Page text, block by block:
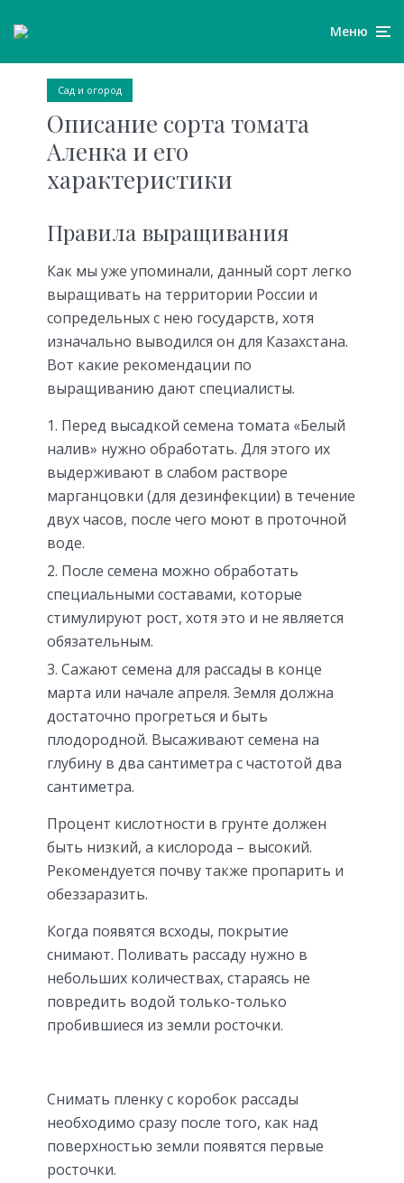
Меню
Сад и огород
Описание сорта томата
Аленка и его
характеристики
Правила выращивания
Как мы уже упоминали, данный сорт легко
выращивать на территории России и
сопредельных с нею государств, хотя
изначально выводился он для Казахстана.
Вот какие рекомендации по
выращиванию дают специалисты.
Перед высадкой семена томата «Белый
налив» нужно обработать. Для этого их
выдерживают в слабом растворе
марганцовки (для дезинфекции) в течение
двух часов, после чего моют в проточной
воде.
После семена можно обработать
специальными составами, которые
стимулируют рост, хотя это и не является
обязательным.
Сажают семена для рассады в конце
марта или начале апреля. Земля должна
достаточно прогреться и быть
плодородной. Высаживают семена на
глубину в два сантиметра с частотой два
сантиметра.
Процент кислотности в грунте должен
быть низкий, а кислорода – высокий.
Рекомендуется почву также пропарить и
обеззаразить.
Когда появятся всходы, покрытие
снимают. Поливать рассаду нужно в
небольших количествах, стараясь не
повредить водой только-только
пробившиеся из земли росточки.
Снимать пленку с коробок рассады
необходимо сразу после того, как над
поверхностью земли появятся первые
росточки.